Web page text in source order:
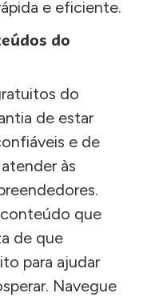
e eficiente.
do
do
de estar
e de
às
que
de que
para ajudar
Navegue